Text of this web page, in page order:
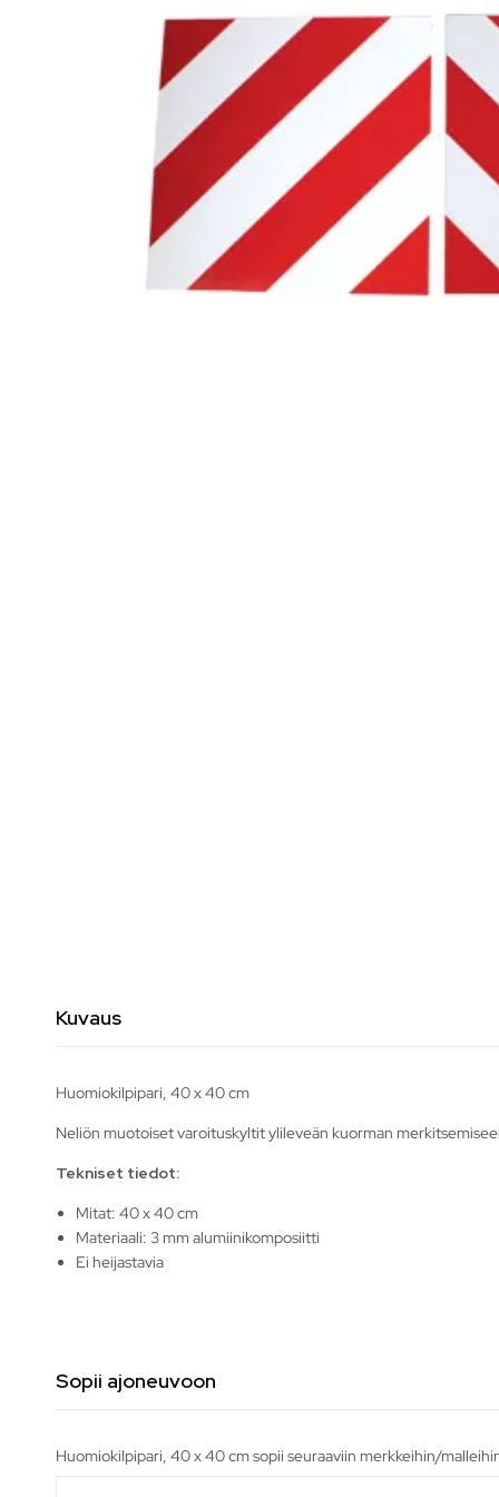
Kuvaus
Huomiokilpipari, 40 x 40 cm
Neliön muotoiset varoituskyltit ylileveän kuorman
Tekniset tiedot:
Mitat: 40 x 40 cm
Materiaali: 3 mm alumiinikomposiitti
Ei heijastavia
Sopii ajoneuvoon
Huomiokilpipari, 40 x 40 cm sopii seuraaviin merkkeihin/